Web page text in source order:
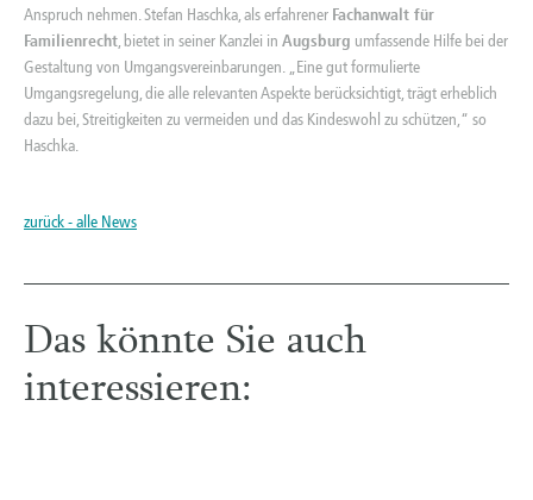
Anspruch nehmen. Stefan Haschka, als erfahrener Fachanwalt für
Familienrecht, bietet in seiner Kanzlei in Augsburg umfassende Hilfe bei der
Gestaltung von Umgangsvereinbarungen. „Eine gut formulierte
Umgangsregelung, die alle relevanten Aspekte berücksichtigt, trägt erheblich
dazu bei, Streitigkeiten zu vermeiden und das Kindeswohl zu schützen,“ so
Haschka.
zurück - alle News
Das könnte Sie auch
interessieren: